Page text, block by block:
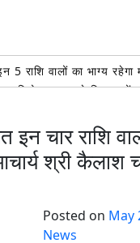
वालों का भाग्य
विनोद कश्यप ने शिवभक्तों
ईश्वरीय की सेवा,चौधरी
शिव मंदिर में
राशि वालों का भाग्य
चार राशि
श्री कैलाश
Posted on May
News